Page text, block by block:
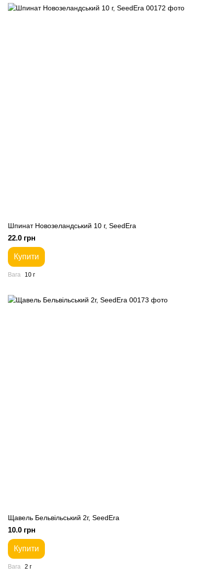
Шпинат Новозеландський 10 г, SeedEra
22.0 грн
Купити
Вага 10 г
Щавель Бельвільський 2г, SeedEra
10.0 грн
Купити
Вага 2 г